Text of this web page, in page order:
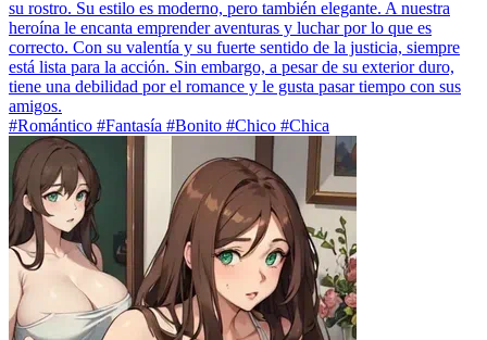
su rostro. Su estilo es moderno, pero también elegante. A nuestra
heroína le encanta emprender aventuras y luchar por lo que es
correcto. Con su valentía y su fuerte sentido de la justicia, siempre
está lista para la acción. Sin embargo, a pesar de su exterior duro,
tiene una debilidad por el romance y le gusta pasar tiempo con sus
amigos.
#Romántico #Fantasía #Bonito #Chico #Chica